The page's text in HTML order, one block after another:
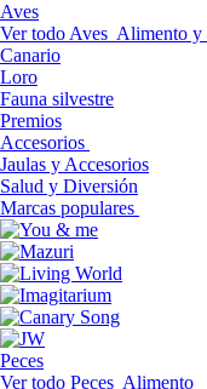
Aves
Ver todo Aves Alimento y
Canario
Loro
Fauna silvestre
Premios
Accesorios
Jaulas y Accesorios
Salud y Diversión
Marcas populares
Peces
Ver todo Peces Alimento